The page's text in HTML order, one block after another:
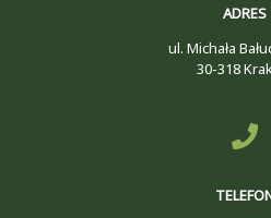
ADRES
ul. Michała
30-318